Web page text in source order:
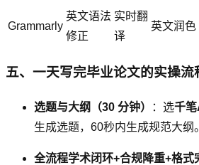
Grammarly
英文语法
修正
实时翻
译
英文润色
五、一天写完毕业论文的实操流
选题与大纲（30 分钟） ：选千笔
生成选题，60秒内生成规范大纲。
全流程学术闭环+合规降重+格式